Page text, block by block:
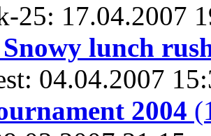
25: 17.04.2007
lunch
04.04.2007
2004